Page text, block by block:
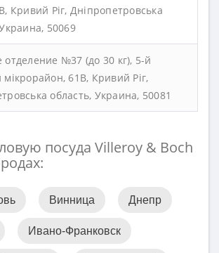
Кривий Ріг, Дніпропетровська
50069
отделение №37 (до 30 кг), 5-й
мікрорайон, 61В, Кривий Ріг,
область, Украина, 50081
посуда Villeroy & Boch
Винница Днепр
Ивано-Франковск